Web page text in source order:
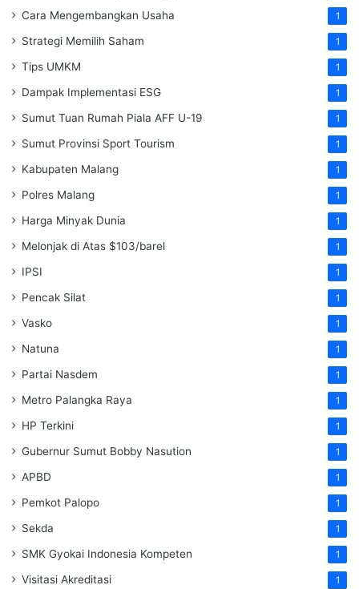
Cara Mengembangkan Usaha 1
Strategi Memilih Saham 1
Tips UMKM 1
Dampak Implementasi ESG 1
Sumut Tuan Rumah Piala AFF U-19 1
Sumut Provinsi Sport Tourism 1
Kabupaten Malang 1
Polres Malang 1
Harga Minyak Dunia 1
Melonjak di Atas $103/barel 1
IPSI 1
Pencak Silat 1
Vasko 1
Natuna 1
Partai Nasdem 1
Metro Palangka Raya 1
HP Terkini 1
Gubernur Sumut Bobby Nasution 1
APBD 1
Pemkot Palopo 1
Sekda 1
SMK Gyokai Indonesia Kompeten 1
Visitasi Akreditasi 1